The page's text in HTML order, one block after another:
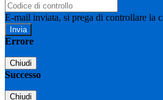
E-mail inviata, si prega di controllare la
Errore
Chiudi
Successo
Chiudi